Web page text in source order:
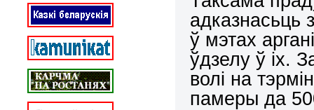
адказнасьць
ў мэтах
ўдзелу ў іх.
волі на
памеры да